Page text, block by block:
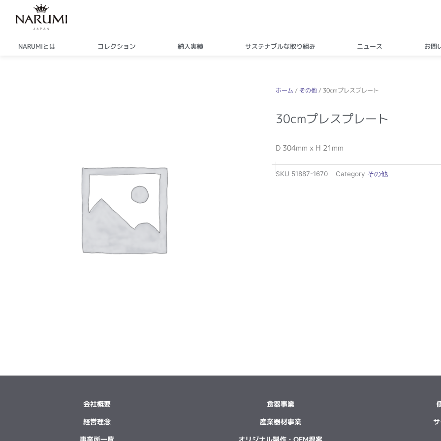
NARUMIとは コレクション 納入実績 サステナブルな取り組み ニュース お問
ホーム / その他 / 30cmプレスプレート
30cmプレスプレート
D 304mm x H 21mm
SKU 51887-1670 Category その他
会社概要
経営理念
事業所一覧
食器事業
産業器材事業
オリジナル製作・OEM提案